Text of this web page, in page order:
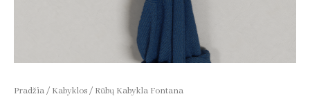
Pradžia/ Kabyklos/ Rūbų Kabykla Fontana